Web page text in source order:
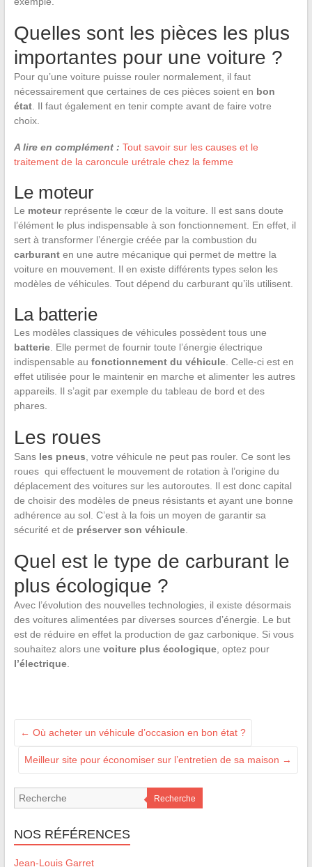
Quelles sont les pièces les plus
importantes pour une voiture ?
Pour qu’une voiture puisse rouler normalement, il faut
nécessairement que certaines de ces pièces soient en bon
état. Il faut également en tenir compte avant de faire votre
choix.
A lire en complément : Tout savoir sur les causes et le
traitement de la caroncule urétrale chez la femme
Le moteur
Le moteurreprésente le cœur de la voiture. Il est sans doute
l’élément le plus indispensable à son fonctionnement. En effet, il
sert à transformer l’énergie créée par la combustion du
carburanten une autre mécanique qui permet de mettre la
voiture en mouvement. Il en existe différents types selon les
modèles de véhicules. Tout dépend du carburant qu’ils utilisent.
La batterie
Les modèles classiques de véhicules possèdent tous une
batterie. Elle permet de fournir toute l’énergie électrique
indispensable au fonctionnement du véhicule. Celle-ci est en
effet utilisée pour le maintenir en marche et alimenter les autres
appareils. Il s’agit par exemple du tableau de bord et des
phares.
Les roues
Sans les pneus , votre véhicule ne peut pas rouler. Ce sont les
roues qui effectuent le mouvement de rotation à l’origine du
déplacement des voitures sur les autoroutes. Il est donc capital
de choisir des modèles de pneus résistants et ayant une bonne
adhérence au sol. C’est à la fois un moyen de garantir sa
sécurité et de préserver son véhicule.
Quel est le type de carburant le
plus écologique ?
Avec l’évolution des nouvelles technologies, il existe désormais
des voitures alimentées par diverses sources d’énergie. Le but
est de réduire en effet la production de gaz carbonique. Si vous
souhaitez alors une voiture plus écologique, optez pour
l’électrique.
← Où acheter un véhicule d’occasion en bon état ?
Meilleur site pour économiser sur l’entretien de sa maison →
Recherche
NOS RÉFÉRENCES
Jean-Louis Garret